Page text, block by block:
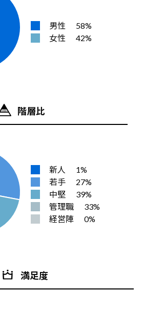
男性
58%
女性
42%
階層比
新人
1%
若手
27%
中堅
39%
管理職
33%
経営陣
0%
満足度